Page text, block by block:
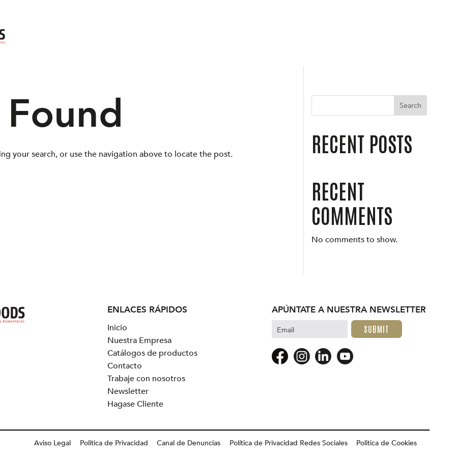
your search, or use the navigation above to locate the post.
Search
RECENT POSTS
RECENT
COMMENTS
No comments to show.
ENLACES RÁPIDOS
Inicio
Nuestra Empresa
Catálogos de productos
Contacto
Trabaje con nosotros
Newsletter
Hagase Cliente
APÚNTATE A NUESTRA NEWSLETTER
Email
Aviso Legal Politica de Privacidad Canal de Denuncias Política de Privacidad Redes Sociales Politica de Cookies